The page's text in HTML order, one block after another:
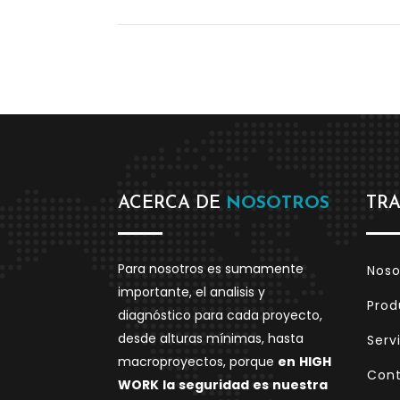
ACERCA DE NOSOTROS
Para nosotros es sumamente
importante, el analisis y
diagnóstico para cada proyecto,
desde alturas mínimas, hasta
macroproyectos, porque en HIGH
WORK la seguridad es nuestra